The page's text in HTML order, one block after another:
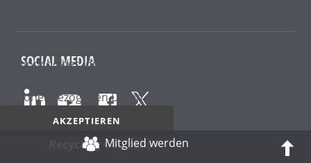
Recycling Germany
SOCIAL MEDIA
Mitglied werden
Sessioncookies, die das einwandfreie Funktionieren der
personenbezogenen Daten enthalten.
AKZEPTIEREN
Datenschutz­erklärung